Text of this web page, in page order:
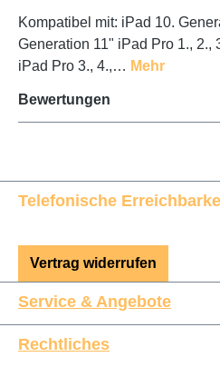
Kompatibel mit: iPad 10.
Generation 11" iPad Pro 1., 2.,
iPad Pro 3., 4.,… Mehr
Bewertungen
Telefonische
Vertrag widerrufen
Service & Angebote
Rechtliches